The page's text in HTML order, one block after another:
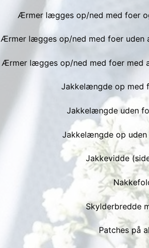
BilligeMin
Ærmer lægges op/ned med foer
Ærmer lægges op/ned med foer uden
Ærmer lægges op/ned med foer med
Jakkelængde op med
Jakkelængde uden
Jakkelængde op
Jakkevidde
Skylderbredde
Patches på